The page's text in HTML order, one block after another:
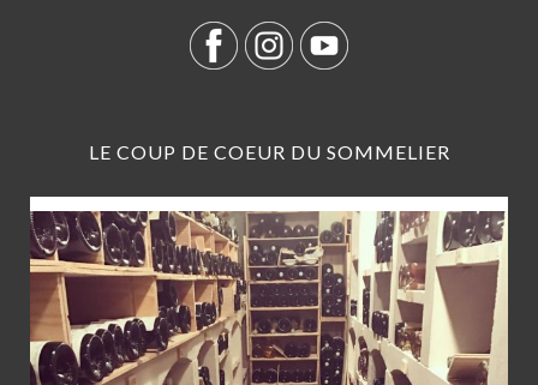
LE COUP DE COEUR DU SOMMELIER